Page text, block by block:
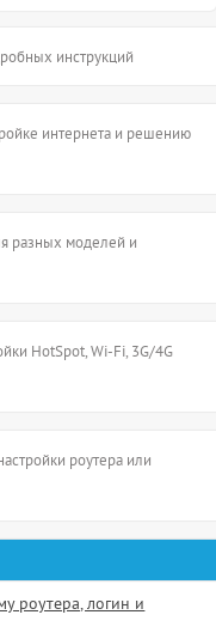
инструкций
интернета и решению
разных моделей и
HotSpot, Wi-Fi, 3G/4G
роутера или
роутера, логин и